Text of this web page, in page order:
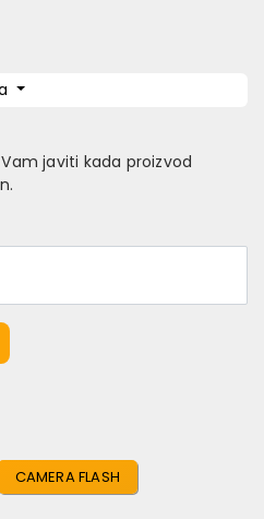
javiti kada proizvod
CAMERA FLASH